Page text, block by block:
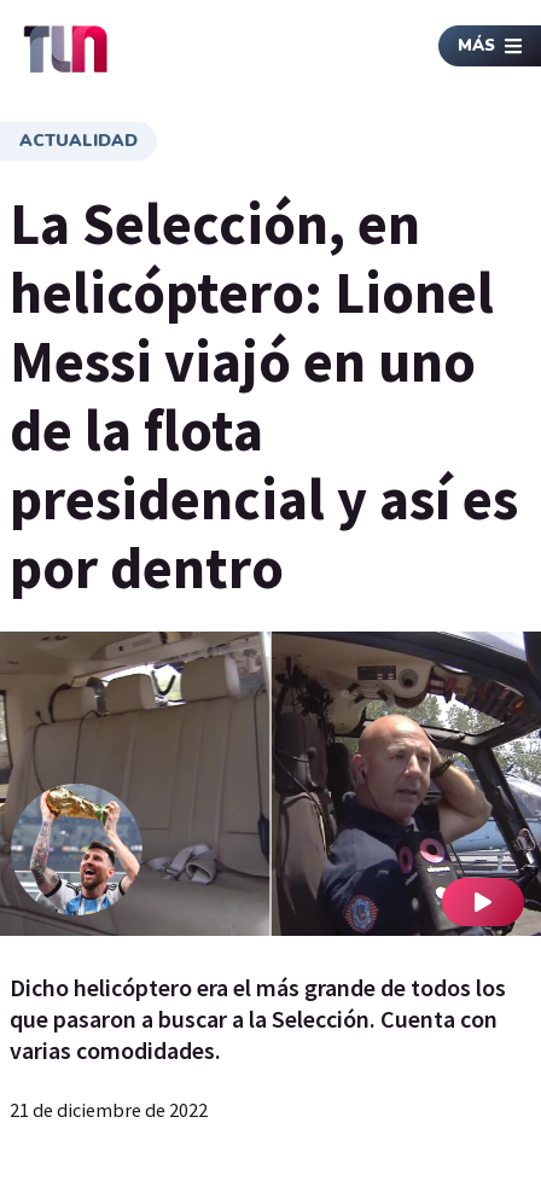
MÁS
ACTUALIDAD
La Selección, en
helicóptero: Lionel
Messi viajó en uno
de la flota
presidencial y así es
por dentro
Dicho helicóptero era el más grande de todos los
que pasaron a buscar a la Selección. Cuenta con
varias comodidades.
21 de diciembre de 2022